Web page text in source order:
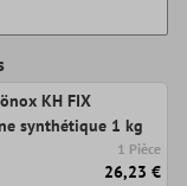
KH FIX
synthétique 1 kg
1 Pièce
26,23 €